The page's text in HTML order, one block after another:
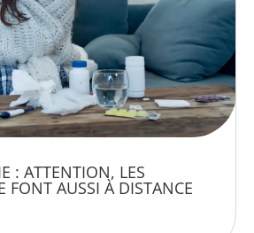
: ATTENTION, LES
FONT AUSSI À DISTANCE